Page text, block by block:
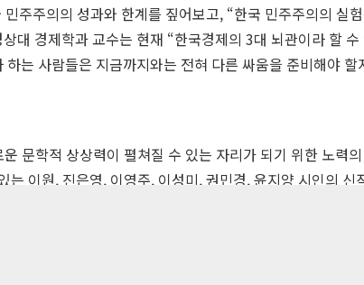
주주의의 성과와 한계를 짚어보고, “한국 민주주의의 실
대 경제학과 교수는 현재 “한국경제의 3대 뇌관이라 할
는 사람들은 지금까지와는 전혀 다른 싸움을 준비해야
문학적 상상력이 펼쳐질 수 있는 자리가 되기 위한 노력의
이원, 진은영, 이영주, 이성미, 권민경, 윤지양 시인의